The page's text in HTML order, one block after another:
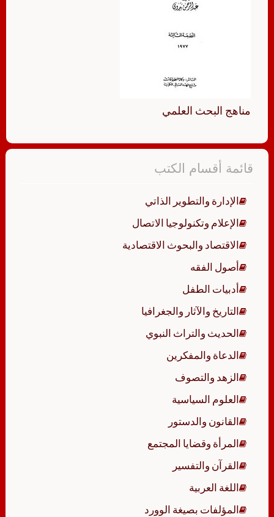
مناهج البحث العلمي
قائمة أقسام الكتب
الإدارة والتطوير الذاتي
الإعلام وتكنولوجيا الاتصال
الاقتصاد والبحوث الاقتصادية
أصول الفقه
أدبيات الطفل
التاريخ والآثار والجغرافيا
الحديث والتراث النبوي
الدعاة والمفكرين
الزهد والتصوف
العلوم السياسية
القانون والدستور
المرأة وقضايا المجتمع
القرآن والتفسير
اللغة العربية
المؤلفات بصيغة الوورد